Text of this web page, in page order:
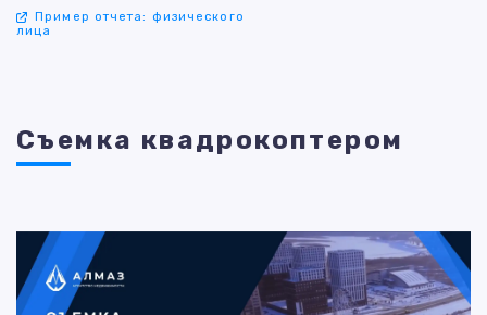
Пример отчета: физического
лица
Съемка квадрокоптером